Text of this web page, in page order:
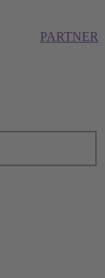
PARTNER